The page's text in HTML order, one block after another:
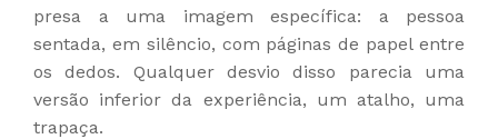
presa a uma imagem específica: a pessoa
sentada, em silêncio, com páginas de papel entre
os dedos. Qualquer desvio disso parecia uma
versão inferior da experiência, um atalho, uma
trapaça.